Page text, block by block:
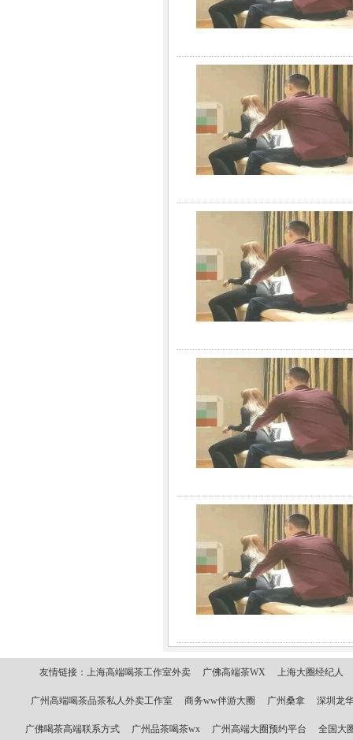
友情链接： 上海高端喝茶工作室外卖 广佛高端茶WX 上海大圈经纪人
广州高端喝茶品茶私人外卖工作室 商务ww伴游大圈 广州桑拿 深圳龙
广佛喝茶高端联系方式 广州品茶喝茶wx 广州高端大圈预约平台 全国大